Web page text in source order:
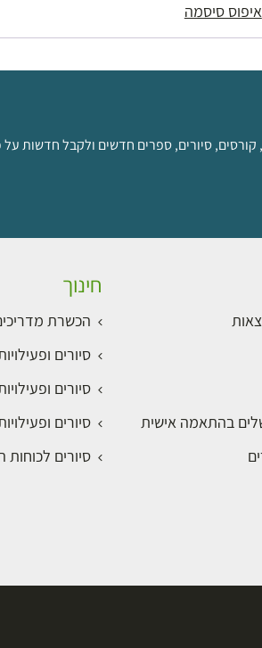
איפוס סיסמה
קורסים, סיורים, ספרים חדשים ולקבל חדשות
בהתאמה אישית
חינוך
הכשרת
סיורים
סיורים
סיורים
סיורים לכוחות